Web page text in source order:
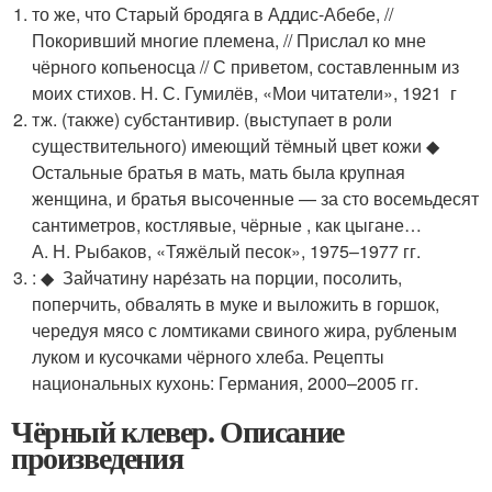
то же, что Старый бродяга в Аддис-Абебе, //
Покоривший многие племена, // Прислал ко мне
чёрного копьеносца // С приветом, составленным из
моих стихов. Н. С. Гумилёв, «Мои читатели», 1921 г
тж. (также) субстантивир. (выступает в роли
существительного) имеющий тёмный цвет кожи ◆
Остальные братья в мать, мать была крупная
женщина, и братья высоченные — за сто восемьдесят
сантиметров, костлявые, чёрные , как цыгане…
А. Н. Рыбаков, «Тяжёлый песок», 1975–1977 гг.
: ◆ Зайчатину наре́зать на порции, посолить,
поперчить, обвалять в муке и выложить в горшок,
чередуя мясо с ломтиками свиного жира, рубленым
луком и кусочками чёрного хлеба. Рецепты
национальных кухонь: Германия, 2000–2005 гг.
Чёрный клевер. Описание
произведения